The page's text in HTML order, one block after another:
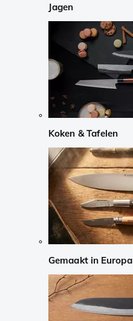
Jagen
Koken & Tafelen
Gemaakt in Europa